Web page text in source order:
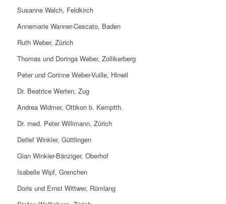
Susanne Walch, Feldkirch
Annemarie Wanner-Cescato, Baden
Ruth Weber, Zürich
Thomas und Doringa Weber, Zollikerberg
Peter und Corinne Weber-Vuille, Hinwil
Dr. Beatrice Werten, Zug
Andrea Widmer, Ottikon b. Kemptth.
Dr. med. Peter Willimann, Zürich
Detlef Winkler, Güttlingen
Gian Winkler-Bänziger, Oberhof
Isabelle Wipf, Grenchen
Doris und Ernst Wittwer, Rümlang